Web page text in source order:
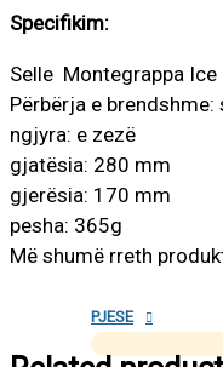
PJESE
Specifikim:
Selle Montegrappa Ice
Përbërja e
ngjyra: e zezë
gjatësia: 280 mm
gjerësia: 170 mm
pesha: 365g
Më shumë rreth